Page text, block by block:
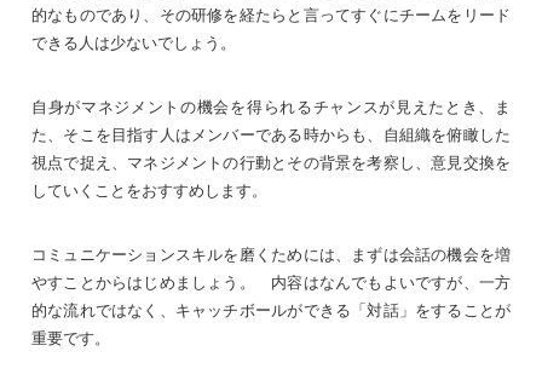
的なものであり、その研修を経たらと言ってすぐにチームをリード
できる人は少ないでしょう。
自身がマネジメントの機会を得られるチャンスが見えたとき、ま
た、そこを目指す人はメンバーである時からも、自組織を俯瞰した
視点で捉え、マネジメントの行動とその背景を考察し、意見交換を
していくことをおすすめします。
コミュニケーションスキルを磨くためには、まずは会話の機会を増
やすことからはじめましょう。 内容はなんでもよいですが、一方
的な流れではなく、キャッチボールができる「対話」をすることが
重要です。